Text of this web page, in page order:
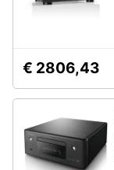
dvd
Festività
e
ricorrenze
€ 2806,43